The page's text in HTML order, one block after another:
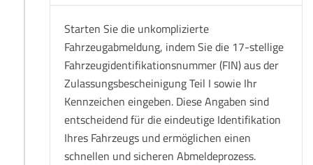
Starten Sie die unkomplizierte
Fahrzeugabmeldung, indem Sie die 17-stellige
Fahrzeugidentifikationsnummer (FIN) aus der
Zulassungsbescheinigung Teil I sowie Ihr
Kennzeichen eingeben. Diese Angaben sind
entscheidend für die eindeutige Identifikation
Ihres Fahrzeugs und ermöglichen einen
schnellen und sicheren Abmeldeprozess.